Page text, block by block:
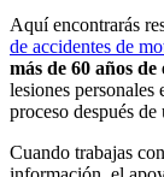
Aquí encontrarás
de accidentes de
más de 60 años
lesiones personales
proceso después de
Cuando trabajas